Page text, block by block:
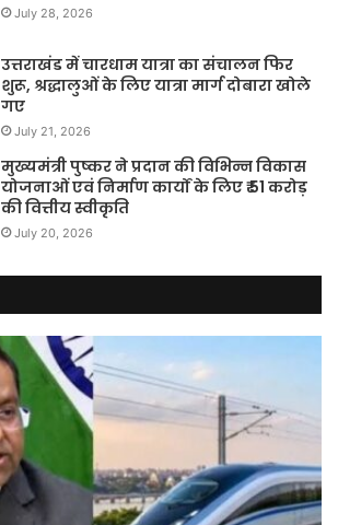
July 28, 2026
उत्तराखंड में चारधाम यात्रा का संचालन फिर
शुरू, श्रद्धालुओं के लिए यात्रा मार्ग दोबारा खोले
गए
July 21, 2026
मुख्यमंत्री पुष्कर ने प्रदान की विभिन्न विकास
योजनाओं एवं निर्माण कार्यों के लिए ₹ 51 करोड़
की वित्तीय स्वीकृति
July 20, 2026